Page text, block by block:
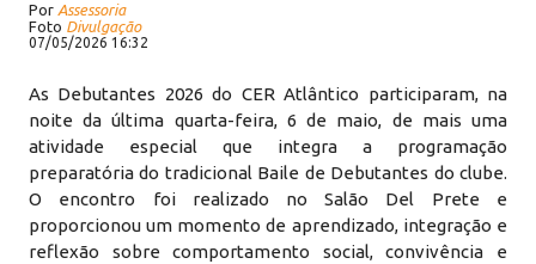
Por Assessoria
Foto Divulgação
07/05/2026 16:32
As Debutantes 2026 do CER Atlântico participaram, na
noite da última quarta-feira, 6 de maio, de mais uma
atividade especial que integra a programação
preparatória do tradicional Baile de Debutantes do clube.
O encontro foi realizado no Salão Del Prete e
proporcionou um momento de aprendizado, integração e
reflexão sobre comportamento social, convivência e